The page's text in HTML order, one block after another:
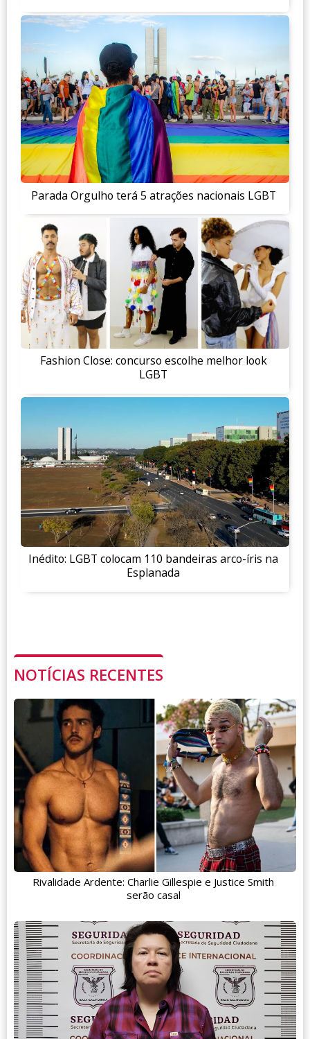
Parada Orgulho terá 5 atrações nacionais LGBT
Fashion Close: concurso escolhe melhor look
LGBT
Inédito: LGBT colocam 110 bandeiras arco-íris na
Esplanada
NOTÍCIAS RECENTES
Rivalidade Ardente: Charlie Gillespie e Justice Smith
serão casal